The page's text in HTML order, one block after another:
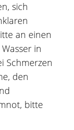
sich
an einen
in
Schmerzen
den
bitte